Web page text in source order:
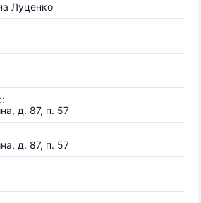
Луценко
д. 87, п. 57
д. 87, п. 57